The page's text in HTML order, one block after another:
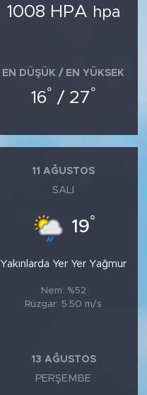
1008 HPA hpa
EN DÜŞÜK / EN YÜKSEK
16° / 27°
11 AĞUSTOS
SALI
19°
Yakınlarda Yer Yer Yağmur
Nem: %52
Rüzgar: 5.50 m/s
13 AĞUSTOS
PERŞEMBE